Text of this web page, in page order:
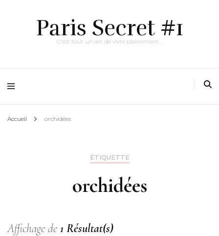
Paris Secret #1
C'est tout un art de vivre pleinement…
Accueil orchidées
ÉTIQUETTE
orchidées
Affichage de 1 Résultat(s)